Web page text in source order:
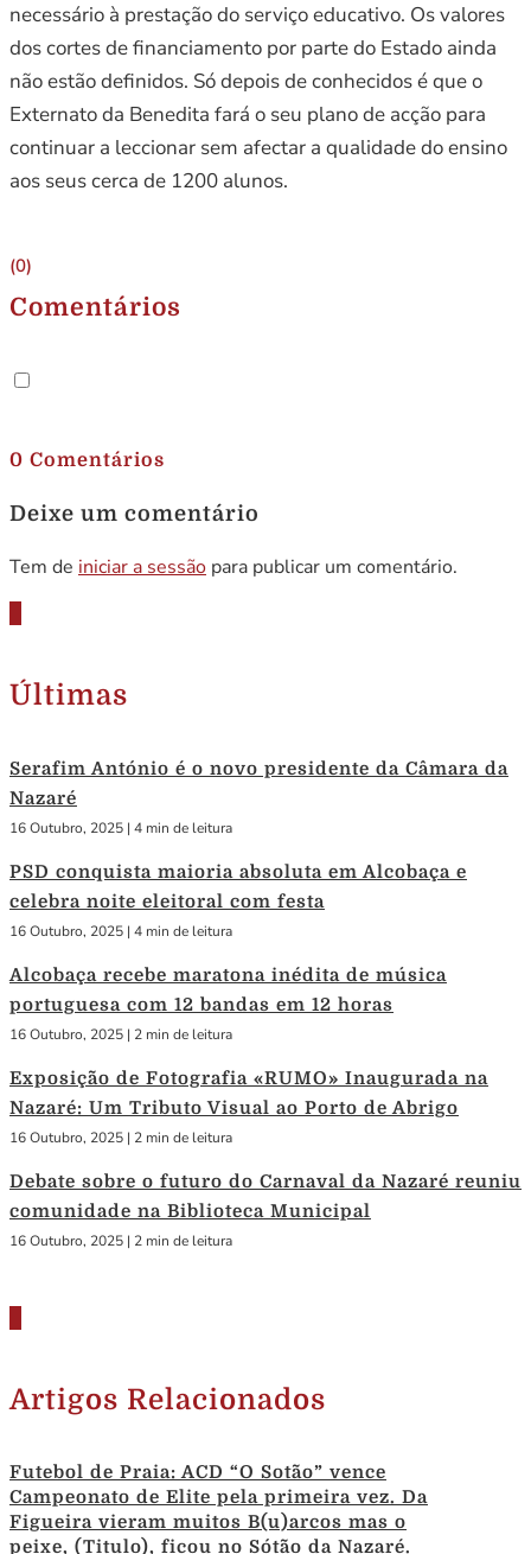
necessário à prestação do serviço educativo. Os valores
dos cortes de financiamento por parte do Estado ainda
não estão definidos. Só depois de conhecidos é que o
Externato da Benedita fará o seu plano de acção para
continuar a leccionar sem afectar a qualidade do ensino
aos seus cerca de 1200 alunos.
(0)
Comentários
0 Comentários
Deixe um comentário
Tem de iniciar a sessão para publicar um comentário.
Últimas
Serafim António é o novo presidente da Câmara da
Nazaré
16 Outubro, 2025 | 4 min de leitura
PSD conquista maioria absoluta em Alcobaça e
celebra noite eleitoral com festa
16 Outubro, 2025 | 4 min de leitura
Alcobaça recebe maratona inédita de música
portuguesa com 12 bandas em 12 horas
16 Outubro, 2025 | 2 min de leitura
Exposição de Fotografia «RUMO» Inaugurada na
Nazaré: Um Tributo Visual ao Porto de Abrigo
16 Outubro, 2025 | 2 min de leitura
Debate sobre o futuro do Carnaval da Nazaré reuniu
comunidade na Biblioteca Municipal
16 Outubro, 2025 | 2 min de leitura
Artigos Relacionados
Futebol de Praia: ACD “O Sotão” vence
Campeonato de Elite pela primeira vez. Da
Figueira vieram muitos B(u)arcos mas o
peixe, (Titulo), ficou no Sótão da Nazaré.